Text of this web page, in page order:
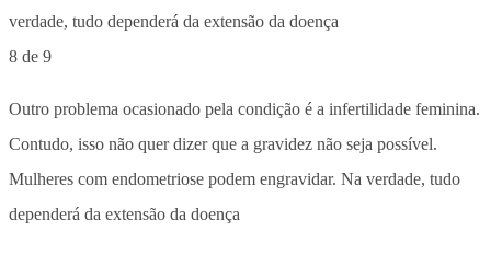
8 de 9
Outro problema ocasionado pela condição é a infertilidade feminina.
Contudo, isso não quer dizer que a gravidez não seja possível.
Mulheres com endometriose podem engravidar. Na verdade, tudo
dependerá da extensão da doença